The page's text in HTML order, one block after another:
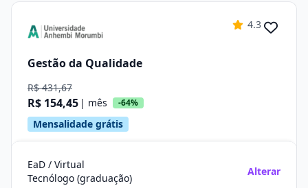
4.3
Gestão da Qualidade
R$ 431,67
R$ 154,45 | mês -64%
Mensalidade grátis
EaD / Virtual
Tecnólogo (graduação)
Alterar